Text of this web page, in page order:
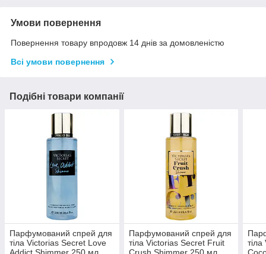
Умови повернення
Повернення товару впродовж 14 днів за домовленістю
Всі умови повернення
Подібні товари компанії
Парфумований спрей для
тіла Victorias Secret Love
Парфумований спрей для
тіла Victorias Secret Fruit